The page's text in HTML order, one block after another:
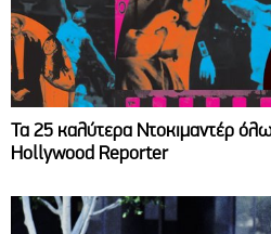
Τα 25 καλύτερα Ντοκιμαντέρ
Hollywood Reporter